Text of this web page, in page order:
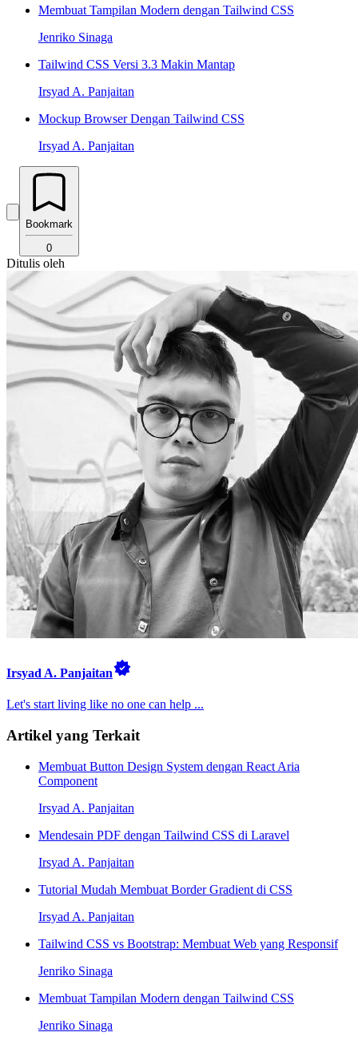
Membuat Tampilan Modern dengan Tailwind CSS
Jenriko Sinaga
Tailwind CSS Versi 3.3 Makin Mantap
Irsyad A. Panjaitan
Mockup Browser Dengan Tailwind CSS
Irsyad A. Panjaitan
Bookmark
0
Ditulis oleh
Irsyad A. Panjaitan
Let's start living like no one can help ...
Artikel yang Terkait
Membuat Button Design System dengan React Aria
Component
Irsyad A. Panjaitan
Mendesain PDF dengan Tailwind CSS di Laravel
Irsyad A. Panjaitan
Tutorial Mudah Membuat Border Gradient di CSS
Irsyad A. Panjaitan
Tailwind CSS vs Bootstrap: Membuat Web yang Responsif
Jenriko Sinaga
Membuat Tampilan Modern dengan Tailwind CSS
Jenriko Sinaga